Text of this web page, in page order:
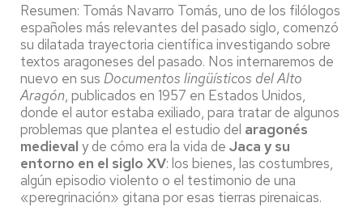
Resumen: Tomás Navarro Tomás, uno de los filólogos
españoles más relevantes del pasado siglo, comenzó
su dilatada trayectoria científica investigando sobre
textos aragoneses del pasado. Nos internaremos de
nuevo en sus Documentos lingüísticos del Alto
Aragón, publicados en 1957 en Estados Unidos,
donde el autor estaba exiliado, para tratar de algunos
problemas que plantea el estudio del aragonés
medieval y de cómo era la vida de Jaca y su
entorno en el siglo XV: los bienes, las costumbres,
algún episodio violento o el testimonio de una
«peregrinación» gitana por esas tierras pirenaicas.